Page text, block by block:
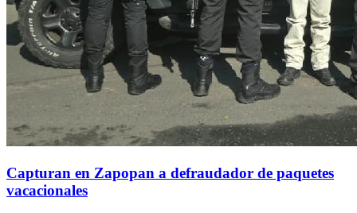
Capturan en Zapopan a defraudador de paquetes
vacacionales